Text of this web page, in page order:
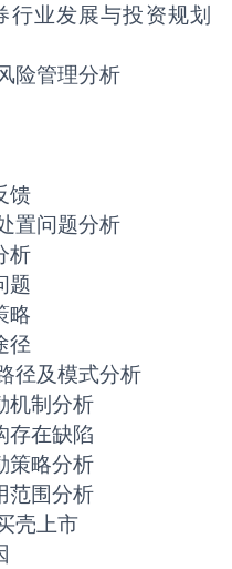
业发展与投资规划
险管理分析
馈
置问题分析
析
题
略
径
径及模式分析
机制分析
存在缺陷
策略分析
范围分析
壳上市